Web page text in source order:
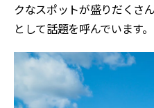
クなスポットが盛りだくさ
として話題を呼んでいます。